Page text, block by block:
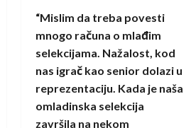
“Mislim da treba povesti
mnogo računa o mlađim
selekcijama. Nažalost, kod
nas igrač kao senior dolazi u
reprezentaciju. Kada je naša
omladinska selekcija
završila na nekom